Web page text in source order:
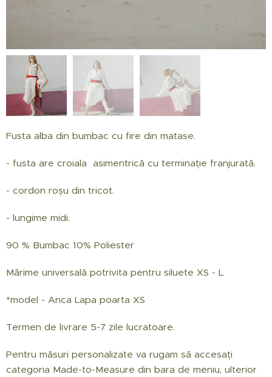
Fusta alba din bumbac cu fire din matase.
- fusta are croiala asimentrică cu terminație franjurată.
- cordon roșu din tricot.
- lungime midi.
90 % Bumbac 10% Poliester
Mărime universală potrivita pentru siluete XS - L
*model - Anca Lapa poarta XS
Termen de livrare 5-7 zile lucratoare.
Pentru măsuri personalizate va rugam să accesați
categoria Made-to-Measure din bara de meniu, ulterior